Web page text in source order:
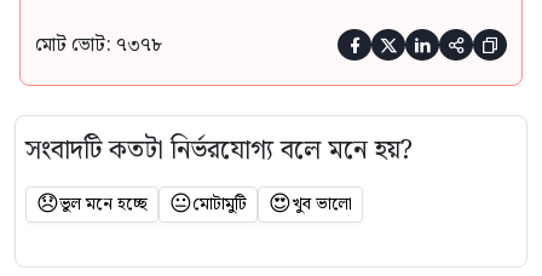
মোট ভোট: ৭৩৭৮     
সংবাদটি কতটা নির্ভরযোগ্য বলে মনে হয়?
😞ভুল মনে হচ্ছে 😐মোটামুটি 😍খুব ভালো